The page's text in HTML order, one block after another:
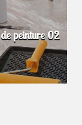
peinture 02